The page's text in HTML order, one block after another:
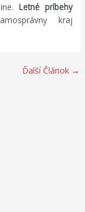
Letné príbehy
kraj
Ďalší Článok →